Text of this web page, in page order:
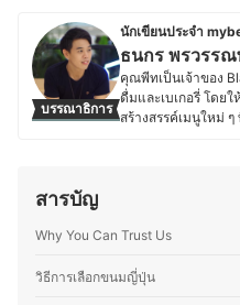
บรรณาธิการ
นักเขียนประจำ
ธนกร พรวรร
คุณพีทเป็นเจ้าของ
ดื่มและเบเกอรี่ โด
สร้างสรรค์เมนูใหม่
ที่น่าประทับใจให้ลูก
ลงตัว โดยนอกจากบ
สารบัญ
Why You Can Trust Us
วิธีการเลือกขนมญี่ปุ่น